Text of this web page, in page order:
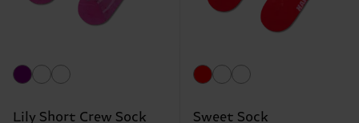
Lily Short Crew Sock
Sweet Sock